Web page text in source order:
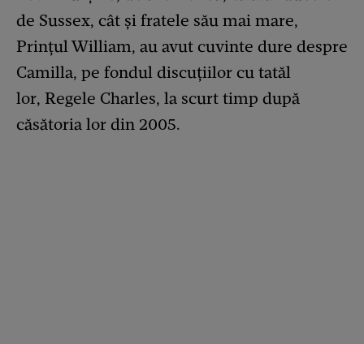
de Sussex, cât și fratele său mai mare,
Prințul William, au avut cuvinte dure despre
Camilla, pe fondul discuțiilor cu tatăl
lor, Regele Charles, la scurt timp după
căsătoria lor din 2005.